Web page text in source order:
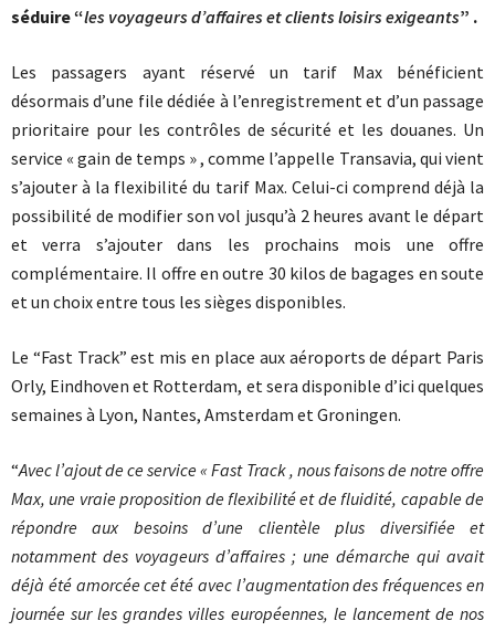
séduire “les voyageurs d’affaires et clients loisirs exigeants” .
Les passagers ayant réservé un tarif Max bénéficient
désormais d’une file dédiée à l’enregistrement et d’un passage
prioritaire pour les contrôles de sécurité et les douanes. Un
service « gain de temps » , comme l’appelle Transavia, qui vient
s’ajouter à la flexibilité du tarif Max. Celui-ci comprend déjà la
possibilité de modifier son vol jusqu’à 2 heures avant le départ
et verra s’ajouter dans les prochains mois une offre
complémentaire. Il offre en outre 30 kilos de bagages en soute
et un choix entre tous les sièges disponibles.
Le “Fast Track” est mis en place aux aéroports de départ Paris
Orly, Eindhoven et Rotterdam, et sera disponible d’ici quelques
semaines à Lyon, Nantes, Amsterdam et Groningen.
“Avec l’ajout de ce service « Fast Track , nous faisons de notre offre
Max, une vraie proposition de flexibilité et de fluidité, capable de
répondre aux besoins d’une clientèle plus diversifiée et
notamment des voyageurs d’affaires ; une démarche qui avait
déjà été amorcée cet été avec l’augmentation des fréquences en
journée sur les grandes villes européennes, le lancement de nos